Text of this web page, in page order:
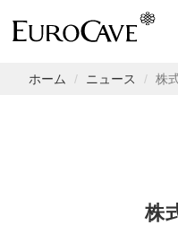
ホーム ニュース 株
株